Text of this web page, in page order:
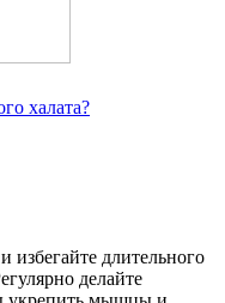
халата?
длительного
делайте